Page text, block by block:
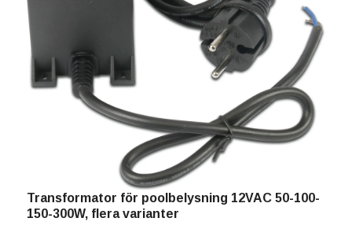
Transformator för poolbelysning 12VAC 50-100-
150-300W, flera varianter